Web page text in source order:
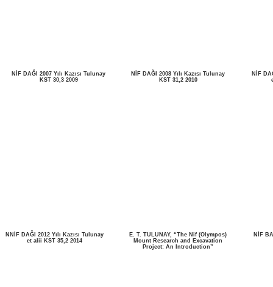
E. T. TULUNAY, “The Nif (Olympos)
Mount Research and Excavation
Project: An Introduction”
NİF
NİF DAĞI 2007 Yılı Kazısı Tulunay
KST 30,3 2009
NİF DAĞI 2008 Yılı Kazısı Tulunay
KST 31,2 2010
NİF
NNİF DAĞI 2012 Yılı Kazısı Tulunay
et alii KST 35,2 2014